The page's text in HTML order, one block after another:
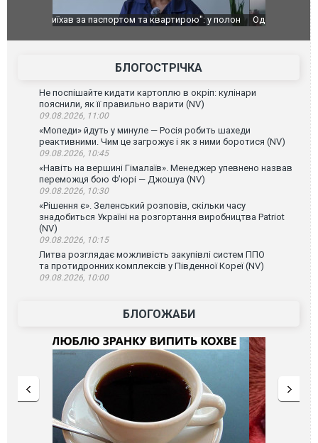
Одесу накрила потужна злива з градом та
Вже
БЛОГОСТРІЧКА
Не поспішайте кидати картоплю в окріп: кулінари
пояснили, як її правильно варити (NV)
09.08.2026, 11:00
«Мопеди» йдуть у минуле — Росія робить шахеди
реактивними. Чим це загрожує і як з ними боротися (NV)
09.08.2026, 10:45
«Навіть на вершині Гімалаїв». Менеджер упевнено назвав
переможця бою Ф’юрі — Джошуа (NV)
09.08.2026, 10:30
«Рішення є». Зеленський розповів, скільки часу
знадобиться Україні на розгортання виробництва Patriot
(NV)
09.08.2026, 10:15
Литва розглядає можливість закупівлі систем ППО
та протидронних комплексів у Південної Кореї (NV)
09.08.2026, 10:00
БЛОГОЖАБИ